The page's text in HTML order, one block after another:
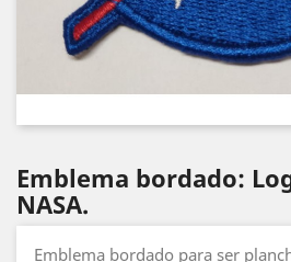
Emblema bordado:
NASA.
Emblema bordado para ser